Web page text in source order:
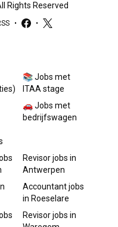
Rights Reserved
• •
📚 Jobs met
ITAA stage
🚗 Jobs met
bedrijfswagen
Revisorjobs in
Antwerpen
Accountantjobs
in Roeselare
Revisorjobs in